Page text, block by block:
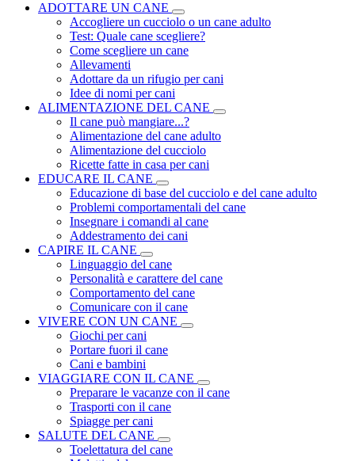
ADOTTARE UN CANE
Accogliere un cucciolo o un cane adulto
Test: Quale cane scegliere?
Come scegliere un cane
Allevamenti
Adottare da un rifugio per cani
Idee di nomi per cani
ALIMENTAZIONE DEL CANE
Il cane può mangiare...?
Alimentazione del cane adulto
Alimentazione del cucciolo
Ricette fatte in casa per cani
EDUCARE IL CANE
Educazione di base del cucciolo e del cane adulto
Problemi comportamentali del cane
Insegnare i comandi al cane
Addestramento dei cani
CAPIRE IL CANE
Linguaggio del cane
Personalità e carattere del cane
Comportamento del cane
Comunicare con il cane
VIVERE CON UN CANE
Giochi per cani
Portare fuori il cane
Cani e bambini
VIAGGIARE CON IL CANE
Preparare le vacanze con il cane
Trasporti con il cane
Spiagge per cani
SALUTE DEL CANE
Toelettatura del cane